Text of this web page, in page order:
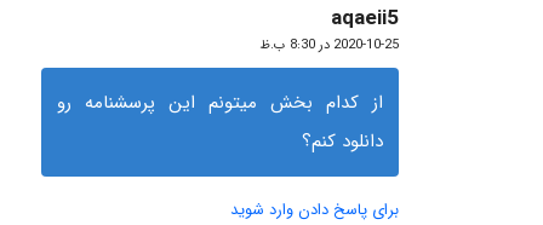
aqaeii5
گفته:
2020-10-25 در 8:30 ب.ظ
از کدام بخش میتونم این پرسشنامه رو
دانلود کنم؟
برای پاسخ دادن وارد شوید